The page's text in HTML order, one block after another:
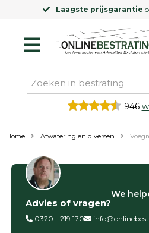
Laagste prijsgarantieop
946
Home Afwatering en diversen
Filter op
Categorieën
Advies of vragen?
We
0320 - 219 170